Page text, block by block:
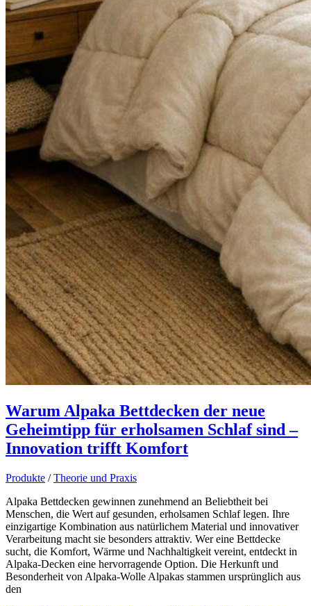
Warum Alpaka Bettdecken der neue
Geheimtipp für erholsamen Schlaf sind –
Innovation trifft Komfort
Produkte /Theorie und Praxis
Alpaka Bettdecken gewinnen zunehmend an Beliebtheit bei
Menschen, die Wert auf gesunden, erholsamen Schlaf legen. Ihre
einzigartige Kombination aus natürlichem Material und innovativer
Verarbeitung macht sie besonders attraktiv. Wer eine Bettdecke
sucht, die Komfort, Wärme und Nachhaltigkeit vereint, entdeckt in
Alpaka-Decken eine hervorragende Option. Die Herkunft und
Besonderheit von Alpaka-Wolle Alpakas stammen ursprünglich aus
den